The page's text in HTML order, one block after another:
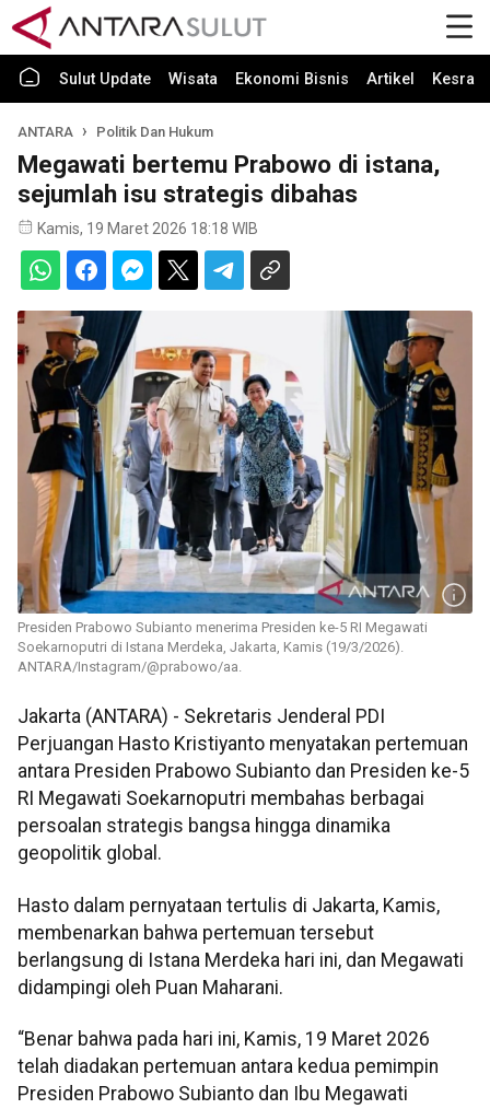
Sulut Update Wisata Ekonomi Bisnis Artikel Kesra
ANTARA Politik Dan Hukum
Megawati bertemu Prabowo di istana,
sejumlah isu strategis dibahas
Kamis, 19 Maret 2026 18:18 WIB
Presiden Prabowo Subianto menerima Presiden ke-5 RI Megawati
Soekarnoputri di Istana Merdeka, Jakarta, Kamis (19/3/2026).
ANTARA/Instagram/@prabowo/aa.
Jakarta (ANTARA) - Sekretaris Jenderal PDI
Perjuangan Hasto Kristiyanto menyatakan pertemuan
antara Presiden Prabowo Subianto dan Presiden ke-5
RI Megawati Soekarnoputri membahas berbagai
persoalan strategis bangsa hingga dinamika
geopolitik global.
Hasto dalam pernyataan tertulis di Jakarta, Kamis,
membenarkan bahwa pertemuan tersebut
berlangsung di Istana Merdeka hari ini, dan Megawati
didampingi oleh Puan Maharani.
“Benar bahwa pada hari ini, Kamis, 19 Maret 2026
telah diadakan pertemuan antara kedua pemimpin
Presiden Prabowo Subianto dan Ibu Megawati